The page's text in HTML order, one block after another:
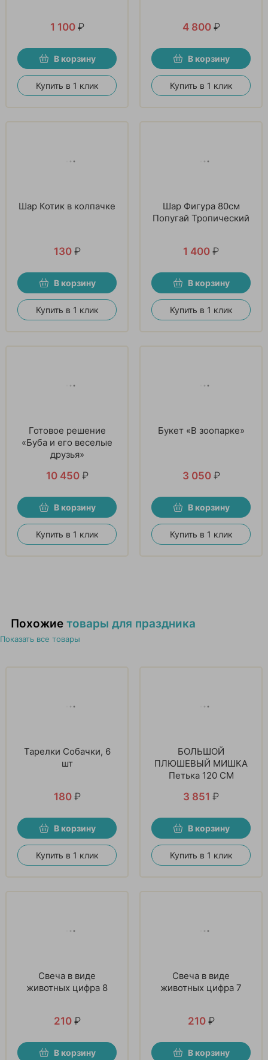
1 100 ₽
В корзину
Купить в 1 клик
4 800 ₽
В корзину
Купить в 1 клик
Шар Котик в колпачке
130 ₽
В корзину
Купить в 1 клик
Шар Фигура 80см
Попугай Тропический
1 400 ₽
В корзину
Купить в 1 клик
Готовое решение
«Буба и его веселые
друзья»
10 450 ₽
В корзину
Купить в 1 клик
Букет «В зоопарке»
3 050 ₽
В корзину
Купить в 1 клик
Похожие товары для праздника
Показать все товары
Тарелки Собачки, 6
шт
180 ₽
В корзину
Купить в 1 клик
БОЛЬШОЙ
ПЛЮШЕВЫЙ МИШКА
Петька 120 СМ
3 851 ₽
В корзину
Купить в 1 клик
Свеча в виде
животных цифра 8
210 ₽
В корзину
Свеча в виде
животных цифра 7
210 ₽
В корзину